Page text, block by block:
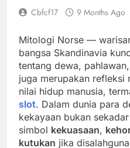
Cbfcf17 9 Months Ago
Mitologi Norse —
bangsa Skandinavia
tentang dewa,
juga merupakan refleksi
nilai hidup manusia,
slot. Dalam dunia para
kekayaan bukan
simbol kekuasaan,
kutukan jika